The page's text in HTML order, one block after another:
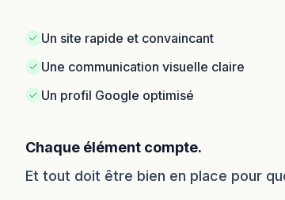
Un site rapide et convaincant
Une communication visuelle claire
Un profil Google optimisé
Chaque élément compte.
Et tout doit être bien en place pour